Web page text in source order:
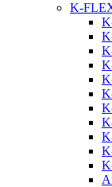
K-